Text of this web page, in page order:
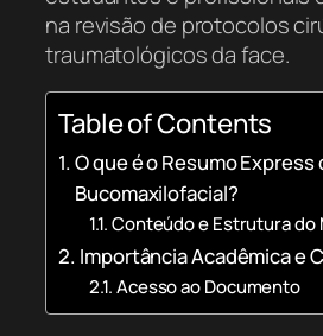
na revisão de protocolos
traumatológicos da face.
Table of Contents
O que é o Resumo Express
Bucomaxilofacial?
Conteúdo e Estrutura do
Importância Acadêmica e
Acesso ao Documento